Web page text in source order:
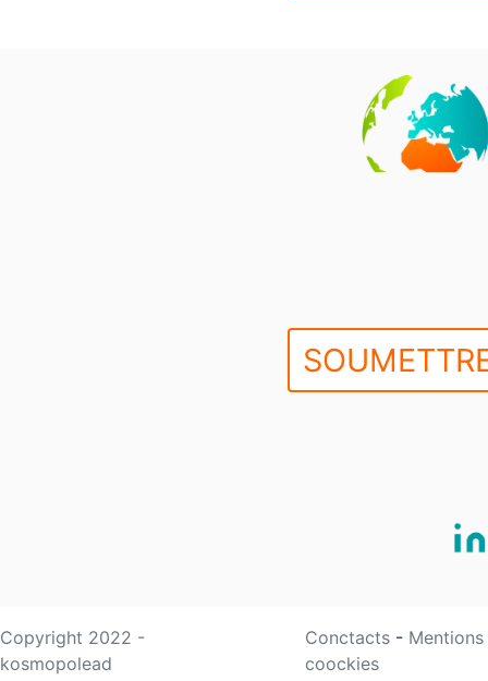
Copyright 2022 -
kosmopolead
Conctacts -
coockies